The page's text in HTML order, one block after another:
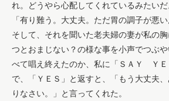
れ。どうやら心配してくれているみたい
「有り難う。大丈夫。ただ胃の調子が悪
そして、それを聞いた老夫婦の妻が私の
つとおまじない？の様な事を小声でつぶ
べて唱え終えたのか、私に「ＳＡＹ Ｙ
で、「ＹＥＳ」と返すと、「もう大丈夫
りなさい。」と言ってくれた。